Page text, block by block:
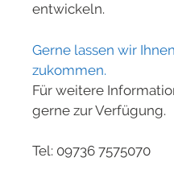
entwickeln.
Gerne lassen wir
zukommen.
Für weitere
gerne zur Verfügung.
Tel: 09736 7575070